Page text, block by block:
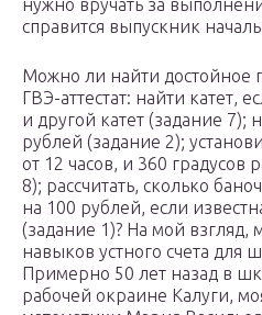
нужно вручать за
справится выпускник
Можно ли найти достойное
ГВЭ-аттестат: найти катет,
и другой катет (задание 7);
рублей (задание 2);
от 12 часов, и 360 градусов
8); рассчитать, сколько
на 100 рублей, если
(задание 1)? На мой взгляд,
навыков устного счета для
Примерно 50 лет назад в
рабочей окраине Калуги,